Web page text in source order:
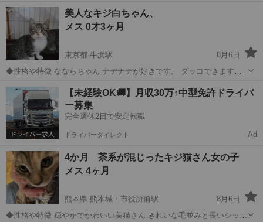
く遊んでスキンシップお願いしたいです。 お留守番は短時間かない方
にお願いしたいです。 ひまり...
東京 福生市 牛浜駅
美人なキジ白ちゃん、
メス 0才3ヶ月
東京都 牛浜駅
8月6日
◆性格や特徴 なならちゃん ナデナデが好きです。 ダッコできます。
スキンシップお願いしたいです、 お留守番は短時間かない方にお願い
したいです。 活発なおてんば...
東京 福生市 牛浜駅 猫 トライアル
【未経験OK🚚】月収30万↑中型免許ドライバ
ー募集
完全週休2日で安定転職
ドライバーダイレクト Ad
4か月 茶系が混じったキジ猫さん女の子
メス 4ヶ月
熊本県 熊本城・市役所前駅
8月6日
◆性格や特徴 穏やかでかわいい美猫さん きれいな毛並みと長いシッポ